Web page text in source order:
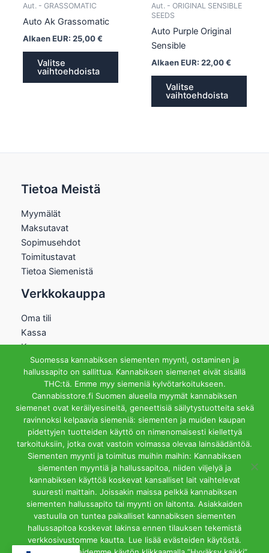
Aut. - GRASSOMATIC
Auto Ak Grassomatic
Alkaen EUR: 25,00€
Valitse
vaihtoehdoista
Aut. - ORIGINAL SENSIBLE
SEEDS
Auto Purple Original
Sensible
Alkaen EUR: 22,00€
Valitse
vaihtoehdoista
Tietoa Meistä
Myymälät
Maksutavat
Sopimusehdot
Toimitustavat
Tietoa Siemenistä
Verkkokauppa
Oma tili
Kassa
Kauppa
Ostoskori
Helsingin Myymälä
Aukioloajat
Ma-Pe 12-18 La 12-15
Riihipellonkuja 3, 00390
Helsinki
info@cannabisstore.fi
Cannabisstore.fi | Kannabiksen Siemeniä Verkkokaupasta ja
Kivijalkamyymälästä. Helsinki
Suomessa kannabiksen siementen myynti, ostaminen ja
hallussapito on sallittua. Kannabiksen siemenet eivät sisällä
THC:tä. Emme myy siemeniä kylvötarkoitukseen.
Cannabisstore.fi Suomen alueella myymät kannabiksen
siemenet ovat keräilyesineitä, geneettisiä säilytystuotteita sekä
ravinnoksi kelpaavia siemeniä: siementen ja muiden kaupan
pidettyjen tuotteiden käyttö on nimenomaisesti kiellettyä
tarkoituksiin, jotka ovat vastoin voimassa olevaa lainsäädäntöä.
Siementen myynti ja toimitus muihin maihin: Kannabiksen
siementen myyntiä ja hallussapitoa, niiden viljelyä ja
kannabiksen käyttöä koskevat kansalliset lait vaihtelevat
suuresti maittain. Joissakin maissa pelkkä kannabiksen
siementen hallussapito tai myynti on laitonta. Asiakkaiden
vastuulla on tuntea paikalliset kannabiksen siementen
hallussapitoa koskevat lakinsa ennen tilauksen tekemistä
verkkosivustomme kautta. Lue lisää evästeiden käytöstä.